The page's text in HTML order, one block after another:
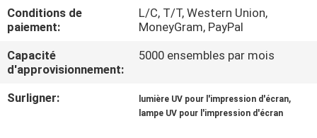
CONTACTEZ-
NOUS
NOUVELLES
Conditions de
paiement:
L/C, T/T, Western Union,
MoneyGram, PayPal
Capacité
d'approvisionnement:
5000 ensembles par mois
Surligner: lumière UV pour l'impression d'écran,
lampe UV pour l'impression d'écran